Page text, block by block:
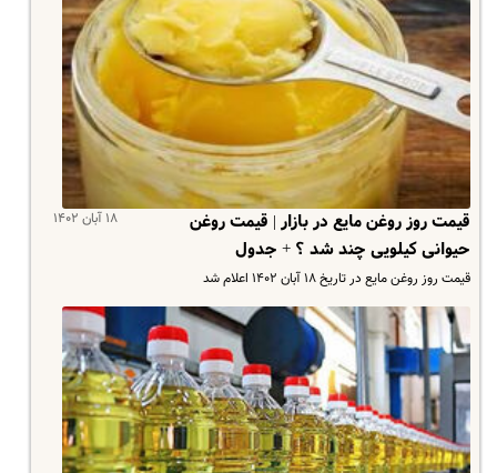
۱۸ آبان ۱۴۰۲
قیمت روز روغن مایع در بازار | قیمت روغن
حیوانی کیلویی چند شد ؟ + جدول
قیمت روز روغن مایع در تاریخ ۱۸ آبان ۱۴۰۲ اعلام شد